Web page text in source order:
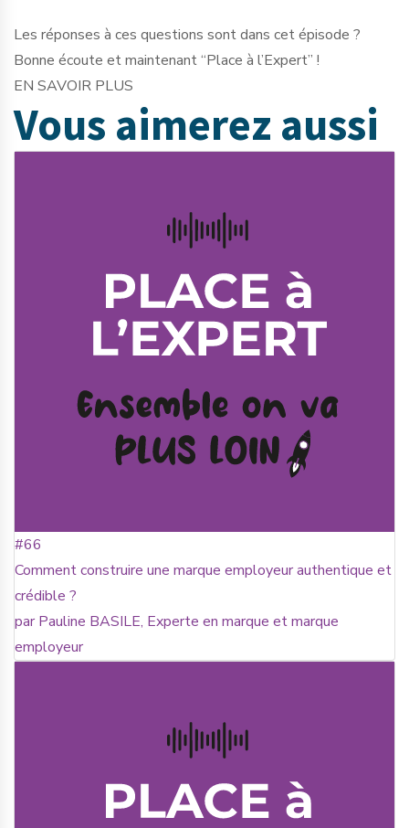
Les réponses à ces questions sont dans cet épisode ?
Bonne écoute et maintenant “Place à l’Expert” !
EN SAVOIR PLUS
Vous aimerez aussi
#66
Comment construire une marque employeur authentique et
crédible ?
par Pauline BASILE, Experte en marque et marque
employeur